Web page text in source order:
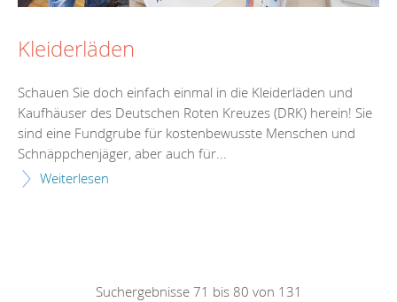
Kleiderläden
Schauen Sie doch einfach einmal in die Kleiderläden und
Kaufhäuser des Deutschen Roten Kreuzes (DRK) herein! Sie
sind eine Fundgrube für kostenbewusste Menschen und
Schnäppchenjäger, aber auch für...
Weiterlesen
Suchergebnisse 71 bis 80 von 131